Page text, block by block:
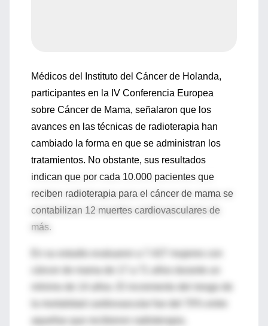
Médicos del Instituto del Cáncer de Holanda,
participantes en la IV Conferencia Europea
sobre Cáncer de Mama, señalaron que los
avances en las técnicas de radioterapia han
cambiado la forma en que se administran los
tratamientos. No obstante, sus resultados
indican que por cada 10.000 pacientes que
reciben radioterapia para el cáncer de mama se
contabilizan 12 muertes cardiovasculares de
más.
mínimo de 14 años. El incremento del riesgo de
aquellas que recibieron radioterapia.